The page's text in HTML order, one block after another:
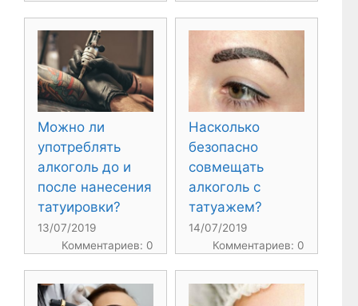
Можно ли
употреблять
алкоголь до и
после нанесения
татуировки?
13/07/2019
Комментариев: 0
Насколько
безопасно
совмещать
алкоголь с
татуажем?
14/07/2019
Комментариев: 0